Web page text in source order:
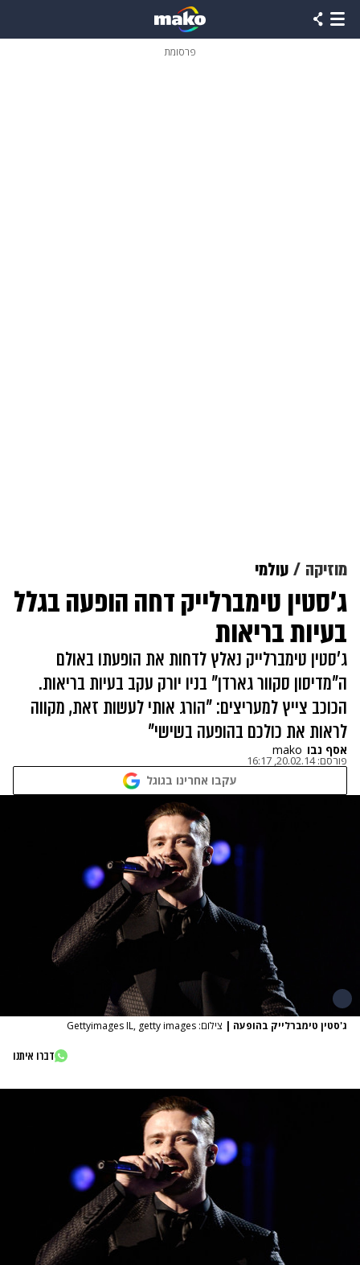
פרסומת
מוזיקה עולמי
ג'סטין טימברלייק דחה הופעה בגלל
בעיות בריאות
ג'סטין טימברלייק נאלץ לדחות את הופעתו באולם
ה"מדיסון סקוור גארדן" בניו יורק עקב בעיות בריאות.
הכוכב צייץ למעריצים: "הורג אותי לעשות זאת, מקווה
לראות את כולכם בהופעה בשישי"
אסף נבו mako
פורסם:20.02.14, 16:17
עקבו אחרינו בגוגל
ג'סטין טימברלייק בהופעה | צילום: Gettyimages IL, getty images
דברו איתנו